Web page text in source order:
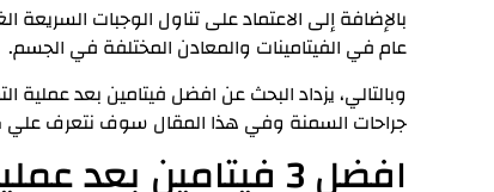
بالإضافة إلى الاعتماد على تناول الوجبات السريعة
عام في الفيتامينات والمعادن المختلفة في الجسم.
وبالتالي، يزداد البحث عن افضل فيتامين بعد عملية
جراحات السمنة وفي هذا المقال سوف نتعرف علي
افضل 3 فيتامين بعد عملية التكميم